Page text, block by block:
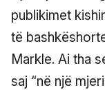
publikimet
të
Markle. Ai tha
saj “në një